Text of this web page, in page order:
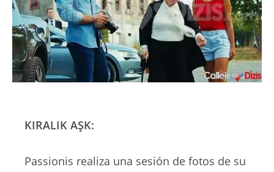
KIRALIK AŞK:
Passionis realiza una sesión de fotos de su